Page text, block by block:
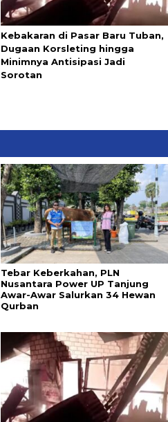
Kebakaran di Pasar Baru Tuban,
Dugaan Korsleting hingga
Minimnya Antisipasi Jadi
Sorotan
Tebar Keberkahan, PLN
Nusantara Power UP Tanjung
Awar-Awar Salurkan 34 Hewan
Qurban